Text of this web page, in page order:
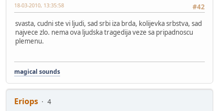
#42
18-03-2010, 13:35:58
svasta, cudni ste vi ljudi, sad srbi iza brda, kolijevka srbstva, sad
najvece zlo. nema ova ljudska tragedija veze sa pripadnoscu
plemenu.
magical sounds
Eriops
4